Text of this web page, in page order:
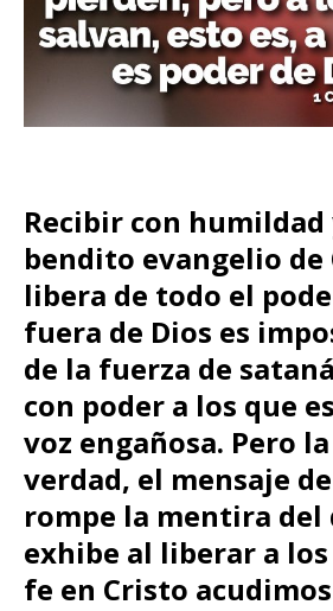
Recibir con humildad
bendito evangelio de
libera de todo el
fuera de Dios es
de la fuerza de
con poder a los que
voz engañosa. Pero
verdad, el mensaje
rompe la mentira del
exhibe al liberar a
fe en Cristo